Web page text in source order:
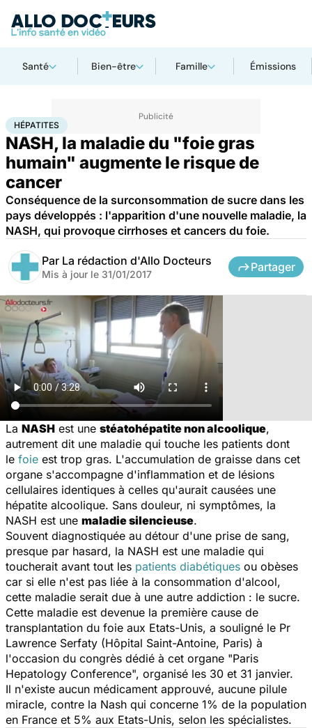
Santé Bien-être Famille Émissions
AccueilSanté Maladies
HÉPATITES
NASH, la maladie du "foie gras
humain" augmente le risque de
cancer
Conséquence de la surconsommation de sucre dans les
pays développés : l'apparition d'une nouvelle maladie, la
NASH, qui provoque cirrhoses et cancers du foie.
Par La rédaction d'Allo Docteurs
Mis à jour le 31/01/2017
Partager
La NASH est une stéatohépatite non alcoolique,
autrement dit une maladie qui touche les patients dont
le foie est trop gras. L'accumulation de graisse dans cet
organe s'accompagne d'inflammation et de lésions
cellulaires identiques à celles qu'aurait causées une
hépatite alcoolique. Sans douleur, ni symptômes, la
NASH est une maladie silencieuse.
Souvent diagnostiquée au détour d'une prise de sang,
presque par hasard, la NASH est une maladie qui
toucherait avant tout les patients diabétiques ou obèses
car si elle n'est pas liée à la consommation d'alcool,
cette maladie serait due à une autre addiction : le sucre.
Cette maladie est devenue la première cause de
transplantation du foie aux Etats-Unis, a souligné le Pr
Lawrence Serfaty (Hôpital Saint-Antoine, Paris) à
l'occasion du congrès dédié à cet organe "Paris
Hepatology Conference", organisé les 30 et 31 janvier.
Il n'existe aucun médicament approuvé, aucune pilule
miracle, contre la Nash qui concerne 1% de la population
en France et 5% aux Etats-Unis, selon les spécialistes.